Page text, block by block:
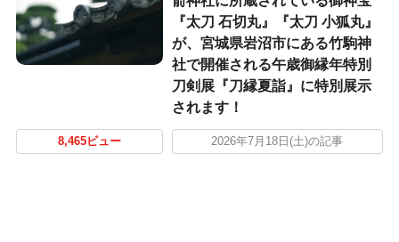
『太刀 石切丸』『太刀 小狐丸』
が、宮城県岩沼市にある竹駒神
社で開催される午歳御縁年特別
刀剣展『刀縁夏詣』に特別展示
されます！
8,465ビュー 2026年7月18日(土)の記事